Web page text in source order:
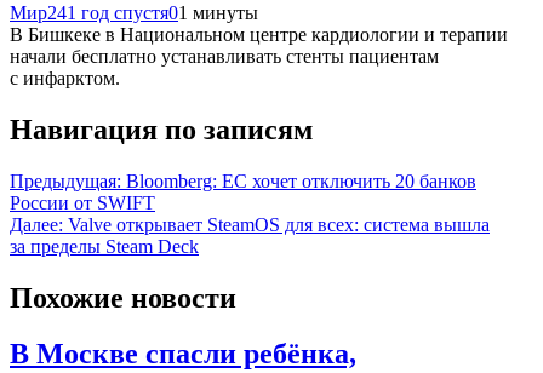
Мир241 год спустя01 минуты
В Бишкеке в Национальном центре кардиологии и терапии
начали бесплатно устанавливать стенты пациентам
с инфарктом.
Навигация по записям
Предыдущая: Bloomberg: ЕС хочет отключить 20 банков
России от SWIFT
Далее: Valve открывает SteamOS для всех: система вышла
за пределы Steam Deck
Похожие новости
В Москве спасли ребёнка,